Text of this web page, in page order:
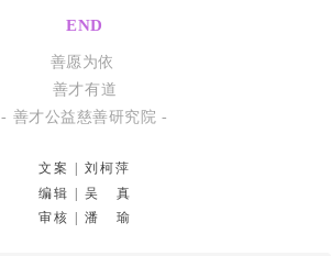
END
善愿为依
善才有道
- 善才公益慈善研究院 -
文案 | 刘柯萍
编辑 | 吴 真
审核 | 潘 瑜